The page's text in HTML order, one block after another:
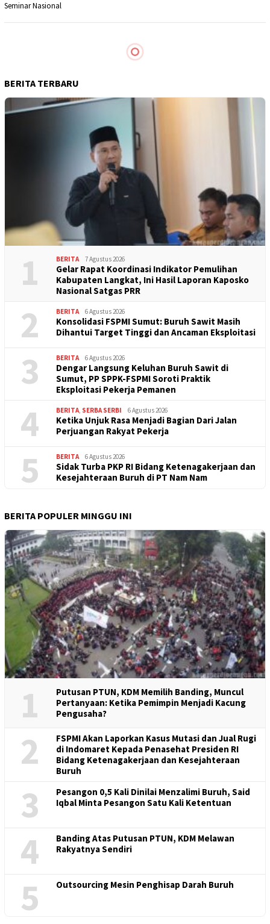
Gerakan Buruh
Demo di Hari Pahlawan, Buruh Jawa Barat
Usung 4 Tuntutan
Di Hadapan Pahlawan Ekonomi, Panglima TNI
Minta Bhineka Tunggal Ika Dijadikan
Pemersatu Bangsa
Siapkan Tenda Laktasi Saat Demo, FSPMI
Purwakarta Banjir Pujian
Mekanisme Pengambilan Dana JHT Akan
Direvisi
Perundingan UMK dan UMSK Tahun 2017 di
BERITA TERBARU
1 BERITA 7 Agustus 2026
Gelar Rapat Koordinasi Indikator Pemulihan
Kabupaten Langkat, Ini Hasil Laporan Kaposko
Nasional Satgas PRR
2 BERITA 6 Agustus 2026
Konsolidasi FSPMI Sumut: Buruh Sawit Masih
Dihantui Target Tinggi dan Ancaman Eksploitasi
3 BERITA 6 Agustus 2026
Dengar Langsung Keluhan Buruh Sawit di
Sumut, PP SPPK-FSPMI Soroti Praktik
Eksploitasi Pekerja Pemanen
4 BERITA
Perjuangan Rakyat Pekerja
5 BERITA 6 Agustus 2026
Sidak Turba PKP RI Bidang Ketenagakerjaan dan
Kesejahteraan Buruh di PT Nam Nam